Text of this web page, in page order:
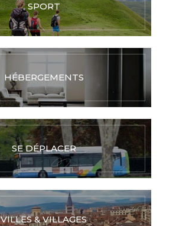
SPORT
HÉBERGEMENTS
SE DÉPLACER
VILLES & VILLAGES